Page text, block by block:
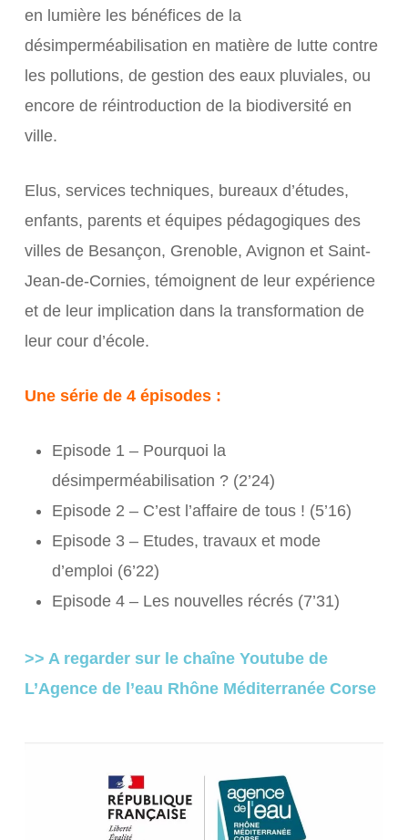
en lumière les bénéfices de la
désimperméabilisation en matière de lutte contre
les pollutions, de gestion des eaux pluviales, ou
encore de réintroduction de la biodiversité en
ville.
Elus, services techniques, bureaux d’études,
enfants, parents et équipes pédagogiques des
villes de Besançon, Grenoble, Avignon et Saint-
Jean-de-Cornies, témoignent de leur expérience
et de leur implication dans la transformation de
leur cour d’école.
Une série de 4 épisodes :
Episode 1 – Pourquoi la
désimperméabilisation ? (2’24)
Episode 2 – C’est l’affaire de tous ! (5’16)
Episode 3 – Etudes, travaux et mode
d’emploi (6’22)
Episode 4 – Les nouvelles récrés (7’31)
>> A regarder sur le chaîne Youtube de
L’Agence de l’eau Rhône Méditerranée Corse